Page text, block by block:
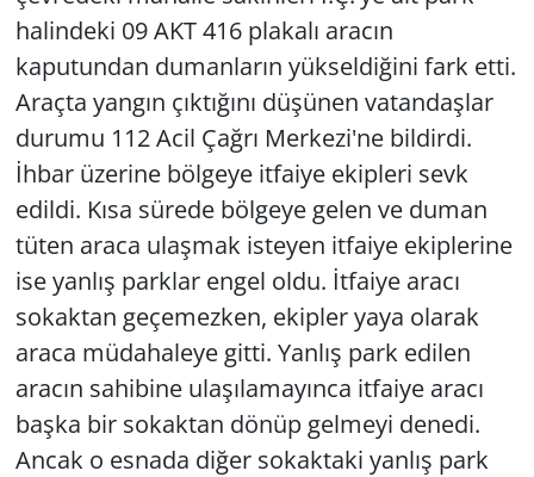
halindeki 09 AKT 416 plakalı aracın
kaputundan dumanların yükseldiğini fark etti.
Araçta yangın çıktığını düşünen vatandaşlar
durumu 112 Acil Çağrı Merkezi'ne bildirdi.
İhbar üzerine bölgeye itfaiye ekipleri sevk
edildi. Kısa sürede bölgeye gelen ve duman
tüten araca ulaşmak isteyen itfaiye ekiplerine
ise yanlış parklar engel oldu. İtfaiye aracı
sokaktan geçemezken, ekipler yaya olarak
araca müdahaleye gitti. Yanlış park edilen
aracın sahibine ulaşılamayınca itfaiye aracı
başka bir sokaktan dönüp gelmeyi denedi.
Ancak o esnada diğer sokaktaki yanlış park